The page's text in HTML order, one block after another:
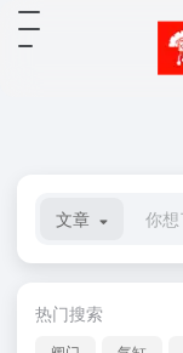
文章
热门搜索